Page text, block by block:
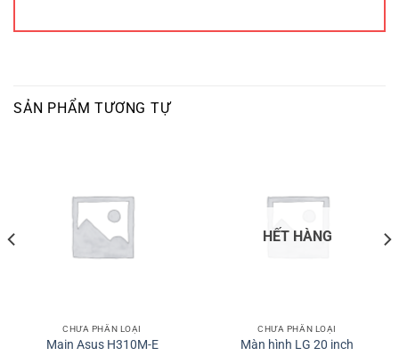
SẢN PHẨM TƯƠNG TỰ
CHƯA PHÂN LOẠI
Main Asus H310M-E
HẾT HÀNG
CHƯA PHÂN LOẠI
Màn hình LG 20 inch